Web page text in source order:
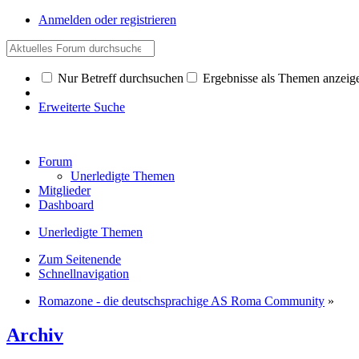
Anmelden oder registrieren
Nur Betreff durchsuchen Ergebnisse als Themen
Erweiterte Suche
Forum
Unerledigte Themen
Mitglieder
Dashboard
Unerledigte Themen
Zum Seitenende
Schnellnavigation
Romazone - die deutschsprachige AS Roma Community »
Archiv